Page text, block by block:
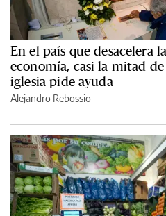
En el país que desacelera
economía, casi la mitad
iglesia pide ayuda
Alejandro Rebossio